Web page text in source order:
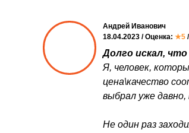
Долго искал,
Я, человек,
цена\качество
выбрал уже
Не один раз
Андрей Иванович
18.04.2023 / Оценка: ★5